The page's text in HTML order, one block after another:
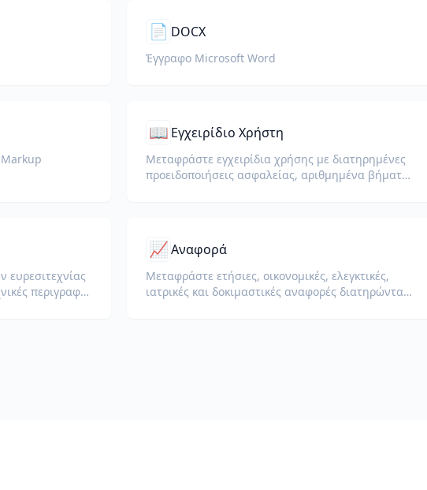
📄 DOCX
Έγγραφο Microsoft Word
📖 Εγχειρίδιο Χρήστη
Μεταφράστε εγχειρίδια χρήσης με διατηρημένες
προειδοποιήσεις ασφαλείας, αριθμημένα βήματα
περιγραφές
📈Αναφορά
Μεταφράστε ετήσιες, οικονομικές, ελεγκτικές,
ιατρικές και δοκιμαστικές αναφορές διατηρώντας